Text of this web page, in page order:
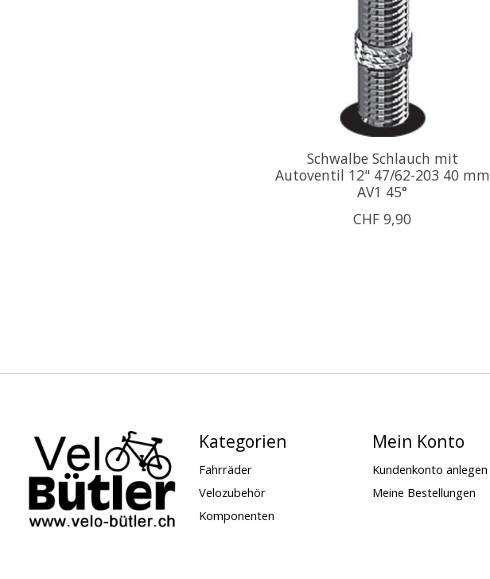
Schwalbe Schlauch mit
Autoventil 12" 47/62-203 40 mm
AV1 45°
CHF 9,90
Kategorien
Fahrräder
Velozubehör
Komponenten
Mein Konto
Kundenkonto anlegen
Meine Bestellungen